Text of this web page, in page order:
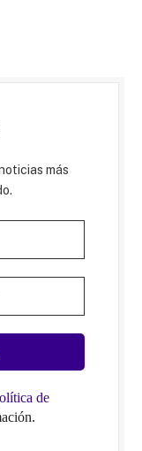
más
de